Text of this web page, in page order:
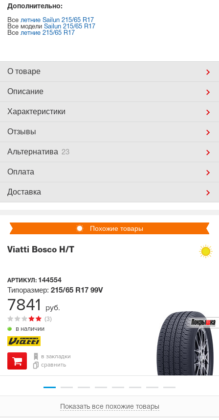
Дополнительно:
Все летние Sailun 215/65 R17
Все модели Sailun 215/65 R17
Все летние 215/65 R17
О товаре
Описание
Характеристики
Отзывы
Альтернатива 23
Оплата
Доставка
Похожие товары
Viatti Bosco H/T
АРТИКУЛ: 144554
в наличии
(3)
Типоразмер: 215/65 R17 99V
в закладки
сравнить
7841 руб.
Показать все похожие товары